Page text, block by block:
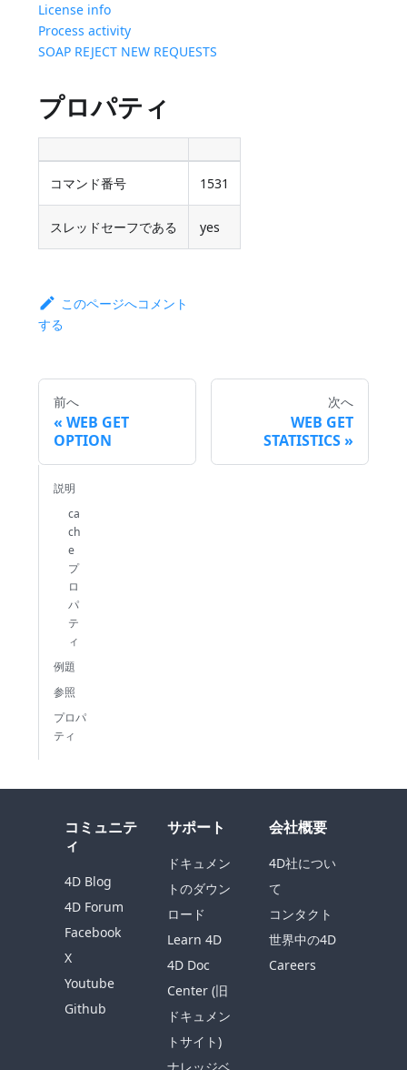
License info
Process activity
SOAP REJECT NEW REQUESTS
プロパティ
コマンド番号 1531
スレッドセーフである yes
このページへコメント
する
前へ
WEB GET
OPTION
次へ
WEB GET
STATISTICS
説明
ca
ch
e
プ
ロ
パ
テ
ィ
例題
参照
プロパ
ティ
コミュニテ
ィ
4D Blog
4D Forum
Facebook
X
Youtube
Github
サポート
ドキュメン
トのダウン
ロード
Learn 4D
4D Doc
Center (旧
ドキュメン
トサイト)
会社概要
4D社につい
て
コンタクト
世界中の4D
Careers